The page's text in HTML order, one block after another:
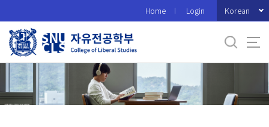
로
메
Home Login Korean